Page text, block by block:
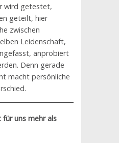
wird getestet,
geteilt, hier
zwischen
Leidenschaft,
anprobiert
Denn gerade
macht persönliche
uns mehr als